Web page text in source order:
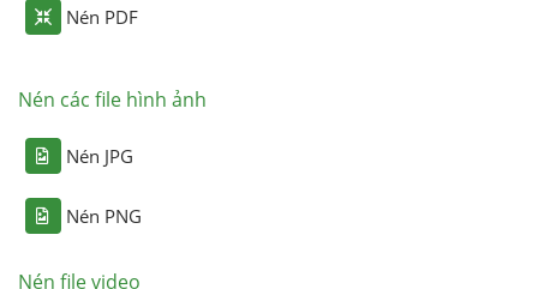
Nén PDF
Nén các file hình ảnh
Nén JPG
Nén PNG
Nén file video